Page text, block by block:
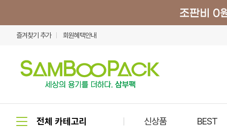
즐겨찾기 추가 회원혜택안내
신상품 BEST